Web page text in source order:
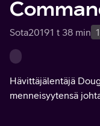
Sota20191 t 38 min
Hävittäjälentäjä
menneisyytensä